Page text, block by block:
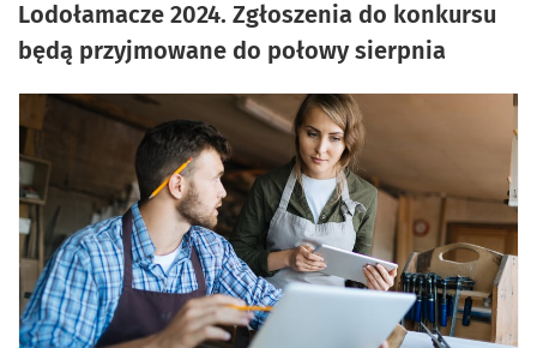
Lodołamacze 2024. Zgłoszenia do konkursu
będą przyjmowane do połowy sierpnia